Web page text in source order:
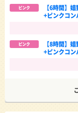
ピンク
【6時間】
+ピンクコ
ピンク
【8時間】
+ピンクコ